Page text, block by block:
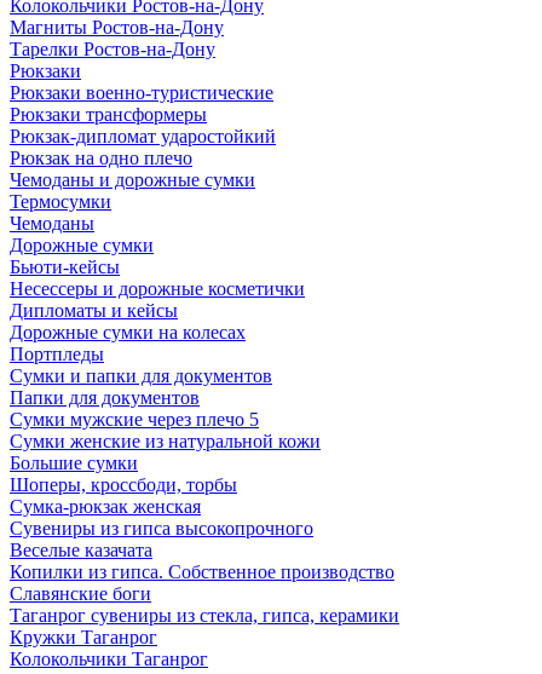
Колокольчики Ростов-на-Дону
Магниты Ростов-на-Дону
Тарелки Ростов-на-Дону
Рюкзаки
Рюкзаки военно-туристические
Рюкзаки трансформеры
Рюкзак-дипломат ударостойкий
Рюкзак на одно плечо
Чемоданы и дорожные сумки
Термосумки
Чемоданы
Дорожные сумки
Бьюти-кейсы
Несессеры и дорожные косметички
Дипломаты и кейсы
Дорожные сумки на колесах
Портпледы
Сумки и папки для документов
Папки для документов
Сумки мужские через плечо 5
Сумки женские из натуральной кожи
Большие сумки
Шоперы, кроссбоди, торбы
Сумка-рюкзак женская
Сувениры из гипса высокопрочного
Веселые казачата
Копилки из гипса. Собственное производство
Славянские боги
Таганрог сувениры из стекла, гипса, керамики
Кружки Таганрог
Колокольчики Таганрог